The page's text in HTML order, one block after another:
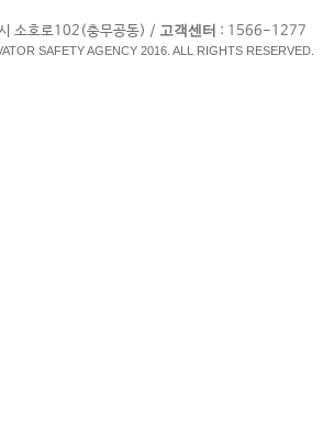
소호로102(충무공동) / 고객센터 : 1566-1277
SAFETY AGENCY 2016. ALL RIGHTS RESERVED.